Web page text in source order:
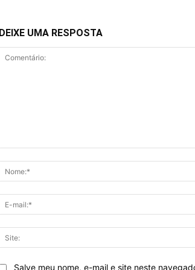
DEIXE UMA RESPOSTA
Salve meu nome, e-mail e site neste